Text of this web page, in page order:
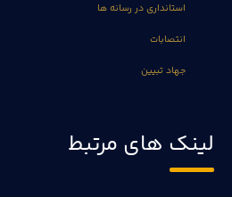
استانداری در رسانه ها
انتصابات
جهاد تبیین
لینک های مرتبط